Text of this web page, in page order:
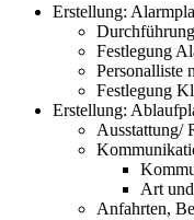
Erstellung:
Festlegung
Personalliste
Festlegung
Erstellung:
Ausstattung/
Art
Anfahrten,